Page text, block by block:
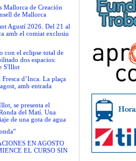
Mallorca de Creación
de Mallorca
Agustí 2026. Del 21 al
amb el comiat exclusiu
con el eclipse total de
dos espacios:
S'Illot
d’Inca. La plaça
amb entrada
se presenta el
del Matí. Una
de una gota de agua
EN AGOSTO
EL CURSO SIN